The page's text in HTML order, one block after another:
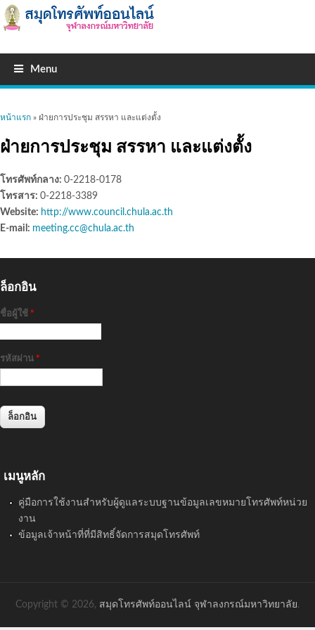
Menu
คุณอยู่ที่นี่
หน้าแรก » ฝ่ายการประชุม สรรหา และแต่งตั้ง
ฝ่ายการประชุม สรรหา และแต่งตั้ง
โทรศัพท์กลาง: 0-2218-0178
โทรสาร: 0-2218-3389
Website: http://www.council.chula.ac.th
E-mail: meeting.cc@chula.ac.th
ล็อกอิน
ชื่อผู้ใช้ *
รหัสผ่าน *
เมนูหลัก
คู่มือการใช้งานสำหรับผู้ดูแลระบบฐานข้อมูลเลขหมายโทรศัพท์หน่วย
งาน
ข้อมูลเจ้าหน้าที่ที่มีสิทธิ์จัดการสมุดโทรศัพท์
Copyright © 2026, สมุดโทรศัพท์ออนไลน์ จุฬาลงกรณ์มหาวิทยาลัย.